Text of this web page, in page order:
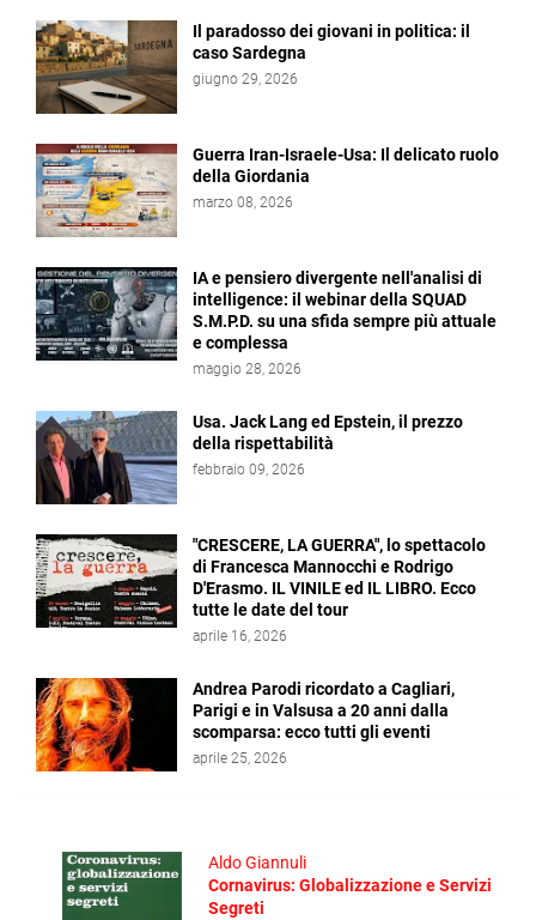
Il paradosso dei giovani in politica: il
caso Sardegna
giugno 29, 2026
Guerra Iran-Israele-Usa: Il delicato ruolo
della Giordania
marzo 08, 2026
IA e pensiero divergente nell'analisi di
intelligence: il webinar della SQUAD
S.M.P.D. su una sfida sempre più attuale
e complessa
maggio 28, 2026
Usa. Jack Lang ed Epstein, il prezzo
della rispettabilità
febbraio 09, 2026
"CRESCERE, LA GUERRA", lo spettacolo
di Francesca Mannocchi e Rodrigo
D'Erasmo. IL VINILE ed IL LIBRO. Ecco
tutte le date del tour
aprile 16, 2026
Andrea Parodi ricordato a Cagliari,
Parigi e in Valsusa a 20 anni dalla
scomparsa: ecco tutti gli eventi
aprile 25, 2026
Aldo Giannuli
Cornavirus: Globalizzazione e Servizi
Segreti